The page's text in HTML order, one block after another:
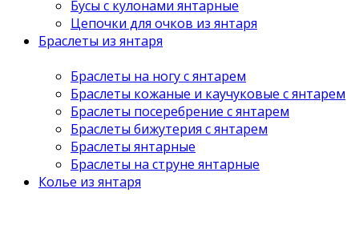
Бусы с кулонами янтарные
Цепочки для очков из янтаря
Браслеты из янтаря
Браслеты на ногу с янтарем
Браслеты кожаные и каучуковые с янтарем
Браслеты посеребрение с янтарем
Браслеты бижутерия с янтарем
Браслеты янтарные
Браслеты на струне янтарные
Колье из янтаря